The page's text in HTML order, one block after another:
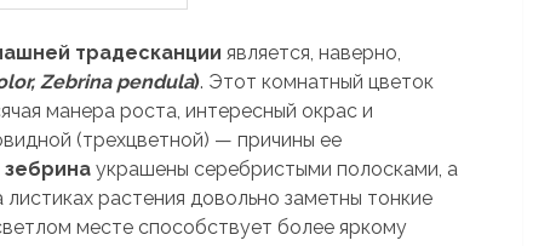
традесканции является, наверно,
Zebrina pendula). Этот комнатный цветок
манера роста, интересный окрас и
(трехцветной) — причины ее
зебрина украшены серебристыми полосками, а
растения довольно заметны тонкие
месте способствует более яркому